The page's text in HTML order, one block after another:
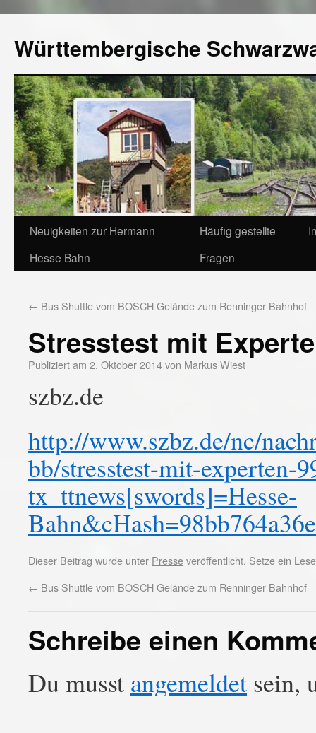
Württembergische
Neuigkeiten zur Hermann
Hesse Bahn
Häufig gestellte
Fragen
← Bus Shuttle vom BOSCH Gelände zum Renninger Bahnhof
Stresstest mit
Publiziert am 2. Oktober 2014von Markus Wiest
szbz.de
http://www.szbz.de/nc/
bb/stresstest-mit-experten-
tx_ttnews[swords]=Hesse-
Dieser Beitrag wurde unter Presseveröffentlicht. Setze ein
← Bus Shuttle vom BOSCH Gelände zum Renninger Bahnhof
Schreibe einen
Du musst angemeldet sein,